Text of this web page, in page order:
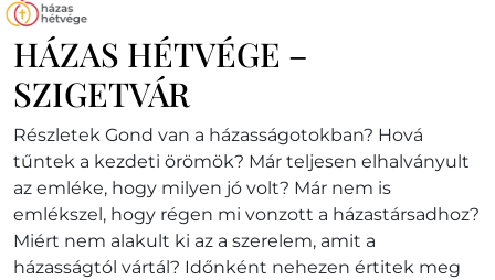
HÁZAS HÉTVÉGE –
SZIGETVÁR
Részletek Gond van a házasságotokban? Hová
tűntek a kezdeti örömök? Már teljesen elhalványult
az emléke, hogy milyen jó volt? Már nem is
emlékszel, hogy régen mi vonzott a házastársadhoz?
Miért nem alakult ki az a szerelem, amit a
házasságtól vártál? Időnként nehezen értitek meg